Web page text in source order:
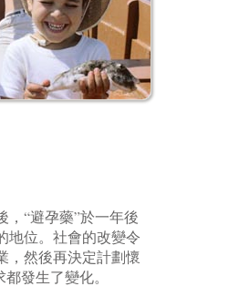
，“避孕藥”於一年後
地位。社會的改變令
，然後再決定計劃懷
發生了變化。